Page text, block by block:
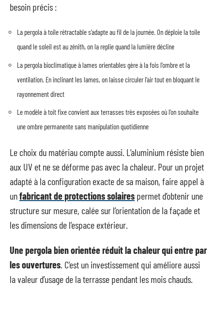
besoin précis :
La pergola à toile rétractable s’adapte au fil de la journée. On déploie la toile
quand le soleil est au zénith, on la replie quand la lumière décline
La pergola bioclimatique à lames orientables gère à la fois l’ombre et la
ventilation. En inclinant les lames, on laisse circuler l’air tout en bloquant le
rayonnement direct
Le modèle à toit fixe convient aux terrasses très exposées où l’on souhaite
une ombre permanente sans manipulation quotidienne
Le choix du matériau compte aussi. L’aluminium résiste bien
aux UV et ne se déforme pas avec la chaleur. Pour un projet
adapté à la configuration exacte de sa maison, faire appel à
unfabricant de protections solaires permet d’obtenir une
structure sur mesure, calée sur l’orientation de la façade et
les dimensions de l’espace extérieur.
Une pergola bien orientée réduit la chaleur qui entre par
les ouvertures. C’est un investissement qui améliore aussi
la valeur d’usage de la terrasse pendant les mois chauds.